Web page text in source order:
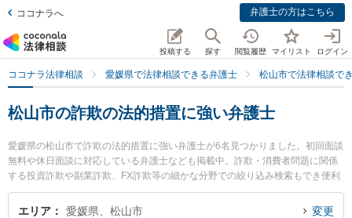
ココナラへ 弁護士の方はこちら
投稿する 探す 閲覧履歴 マイリスト ログイン
ココナラ法律相談 愛媛県で法律相談できる弁護士 松山市で法律相談で
松山市の詐欺の法的措置に強い弁護士
愛媛県の松山市で詐欺の法的措置に強い弁護士が6名見つかりました。初回面談
無料や休日面談に対応している弁護士なども掲載中。詐欺・消費者問題に関係
する投資詐欺や副業詐欺、FX詐欺等の細かな分野での絞り込み検索もでき便利
です。特にきぼう綜合法律事務所の兵頭 俊輔弁護士や弁護士法人龍鳳法律事務
所の石山 龍鳳弁護士、佐藤法律事務所の佐藤 清志弁護士のプロフィール情報や
エリア 愛媛県、松山市 変更